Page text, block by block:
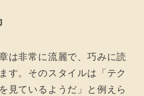
は非常に流麗で、巧みに読
す。そのスタイルは「テク
見ているようだ」と例えら